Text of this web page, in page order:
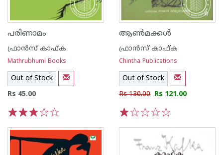
പരിണാമം
ഫ്രാന്‍സ് കാഫ്ക
Mathrubhumi Books
Out of Stock
Rs 45.00
ആണ്‍മക്കള്‍
ഫ്രാന്‍സ് കാഫ്ക
Chintha Publications
Out of Stock
Rs 130.00 Rs 121.00